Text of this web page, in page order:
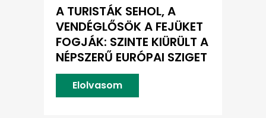
A TURISTÁK SEHOL, A
VENDÉGLŐSÖK A FEJÜKET
FOGJÁK: SZINTE KIÜRÜLT A
NÉPSZERŰ EURÓPAI SZIGET
Elolvasom